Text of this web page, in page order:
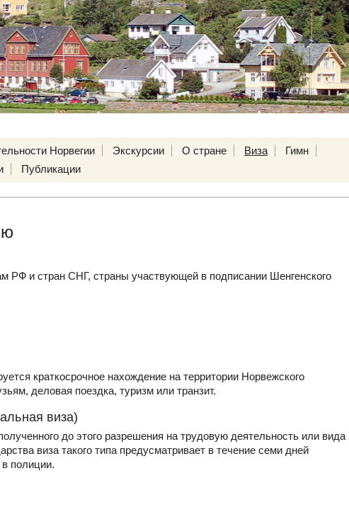
Норвегии Экскурсии О стране Виза
Гимн
Публикации
РФ и стран СНГ, страны участвующей в подписании Шенгенского
краткосрочное нахождение на территории Норвежского
деловая поездка, туризм или транзит.
виза)
до этого разрешения на трудовую деятельность или вида
виза такого типа предусматривает в течение семи дней
полиции.